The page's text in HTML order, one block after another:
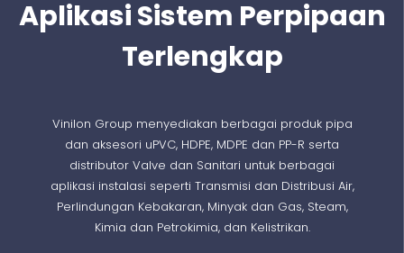
Aplikasi Sistem Perpipaan
Terlengkap
Vinilon Group menyediakan berbagai produk pipa
dan aksesori uPVC, HDPE, MDPE dan PP-R serta
distributor Valve dan Sanitari untuk berbagai
aplikasi instalasi seperti Transmisi dan Distribusi Air,
Perlindungan Kebakaran, Minyak dan Gas, Steam,
Kimia dan Petrokimia, dan Kelistrikan.